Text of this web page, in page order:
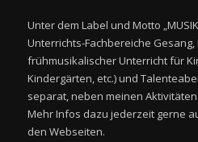
Unter dem Label und Motto
Unterrichts-Fachbereiche
frühmusikalischer Unterricht für
Kindergärten, etc.) und
separat, neben meinen
Mehr Infos dazu jederzeit gerne
den Webseiten.